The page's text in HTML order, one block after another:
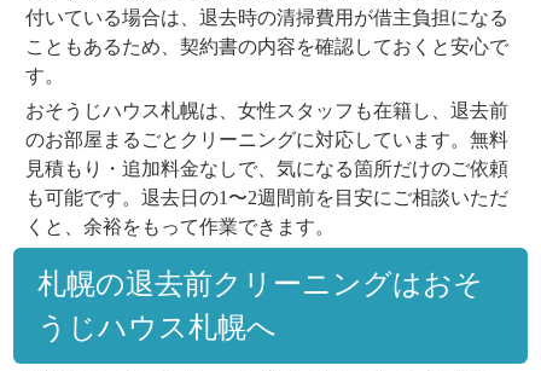
付いている場合は、退去時の清掃費用が借主負担になる
こともあるため、契約書の内容を確認しておくと安心で
す。
おそうじハウス札幌は、女性スタッフも在籍し、退去前
のお部屋まるごとクリーニングに対応しています。無料
見積もり・追加料金なしで、気になる箇所だけのご依頼
も可能です。退去日の1〜2週間前を目安にご相談いただ
くと、余裕をもって作業できます。
札幌の退去前クリーニングはおそ
うじハウス札幌へ